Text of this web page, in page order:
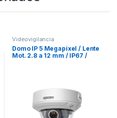
Videovigilancia
Domo IP 5 Megapixel / Lente
Mot. 2.8 a 12 mm / IP67 /